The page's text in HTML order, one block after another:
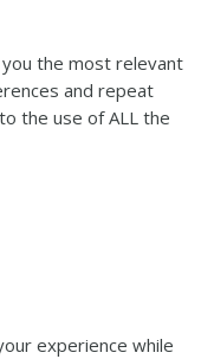
the most relevant
and repeat
the use of ALL the
experience while